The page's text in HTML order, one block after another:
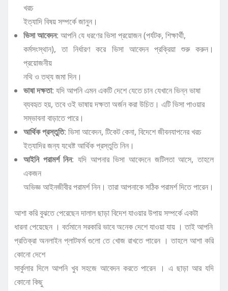
খরচ
ইত্যাদি বিষয় সম্পর্কে জানুন।
ভিসা আবেদন: আপনি যে ধরণের ভিসা প্রয়োজন (পর্যটক, শিক্ষার্থী,
কর্মসংস্থান), তা নির্ধারণ করে ভিসা আবেদন প্রক্রিয়া শুরু করুন।
প্রয়োজনীয়
নথি ও তথ্য জমা দিন।
ভাষা দক্ষতা: যদি আপনি এমন একটি দেশে যেতে চান যেখানে ভিন্ন ভাষা
ব্যবহৃত হয়, তবে ওই ভাষায় দক্ষতা অর্জন করা উচিত। এটি ভিসা পাওয়ার
সম্ভাবনা বাড়াতে পারে।
আর্থিক প্রস্তুতি: ভিসা আবেদন, টিকেট কেনা, বিদেশে জীবনযাপনের খরচ
ইত্যাদির জন্য যথেষ্ট আর্থিক প্রস্তুতি নিন।
আইনি পরামর্শ নিন: যদি আপনার ভিসা আবেদনে জটিলতা আসে, তাহলে
একজন
অভিজ্ঞ আইনজীবীর পরামর্শ নিন। তারা আপনাকে সঠিক পরামর্শ দিতে পারেন।
আশা করি বুঝতে পেরেছেন দালাল ছাড়া বিদেশ যাওয়ার উপায় সম্পর্কে একটা
ধারনা পেয়েছেন । বর্তমানে সরকারি ভাবে অনেক দেশে যাওয়া যায় । তাই আপনি
প্রতিক্রা অনলাইন প্লাটফর্ম গুলো তে খোজ রাখতে পারেন । তাহলে আশা করি
কোনো দেশে
সার্কুলার দিলে আপনি খুব সহজে আবেদন করতে পারেন । এ ছাড়া আর যদি
কোনো কিছু